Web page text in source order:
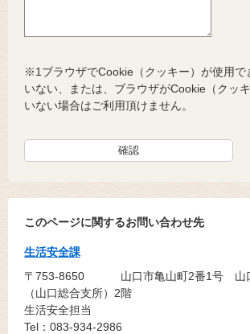
※1ブラウザでCookie（クッキー）が使用で
いない、または、ブラウザがCookie（クッ
いない場合はご利用頂けません。
このページに関するお問い合わせ先
生活安全課
〒753-8650
山口市亀山町2番1号 山
（山口総合支所）2階
生活安全担当
Tel：083-934-2986